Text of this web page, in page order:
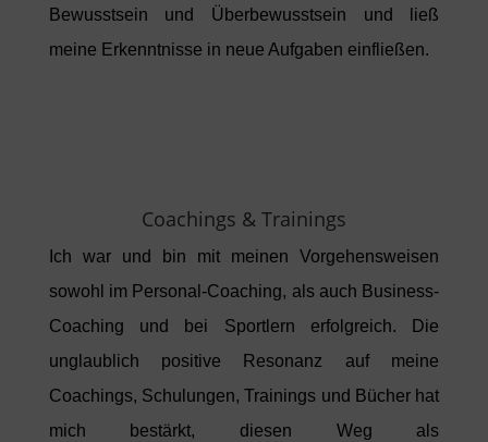
Bewusstsein und Überbewusstsein und ließ
meine Erkenntnisse in neue Aufgaben einfließen.
Coachings & Trainings
Ich war und bin mit meinen Vorgehensweisen
sowohl im Personal-Coaching, als auch Business-
Coaching und bei Sportlern erfolgreich. Die
unglaublich positive Resonanz auf meine
Coachings, Schulungen, Trainings und Bücher hat
mich bestärkt, diesen Weg als